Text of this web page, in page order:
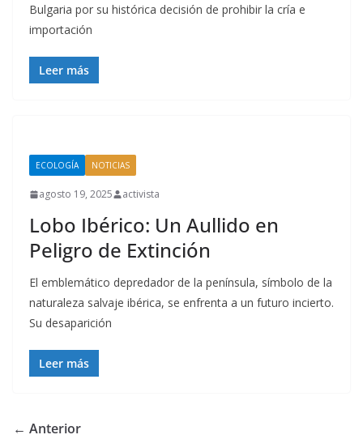
Bulgaria por su histórica decisión de prohibir la cría e
importación
Leer más
ECOLOGÍA NOTICIAS
agosto 19, 2025 activista
Lobo Ibérico: Un Aullido en
Peligro de Extinción
El emblemático depredador de la península, símbolo de la
naturaleza salvaje ibérica, se enfrenta a un futuro incierto.
Su desaparición
Leer más
← Anterior